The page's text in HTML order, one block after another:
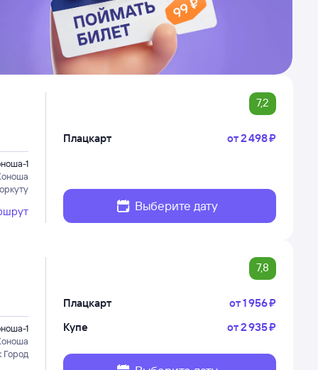
7,2
1
Плацкарт от2 ⁠498 ⁠₽
Выберите дату
7,8
1
Город
Плацкарт от1 ⁠956 ⁠₽
Купе
от2 ⁠935 ⁠₽